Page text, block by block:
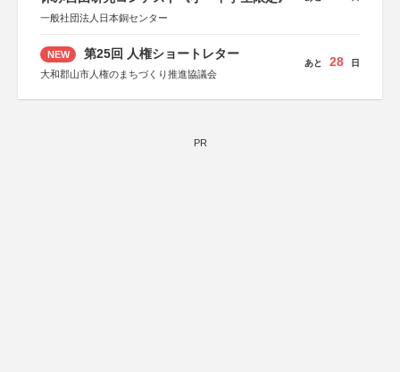
一般社団法人日本銅センター
NEW 第25回 人権ショートレター
大和郡山市人権のまちづくり推進協議会
あと 28 日
PR